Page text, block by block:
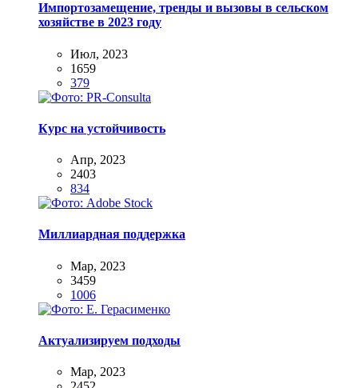
Импортозамещение, тренды и вызовы в сельском
хозяйстве в 2023 году
Июл, 2023
1659
379
Курс на устойчивость
Апр, 2023
2403
834
Миллиардная поддержка
Мар, 2023
3459
1006
Актуализируем подходы
Мар, 2023